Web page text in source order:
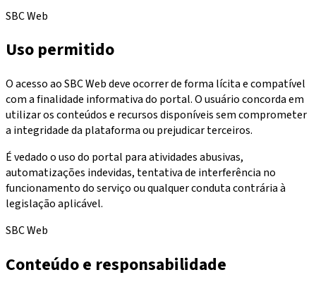
SBC Web
Uso permitido
O acesso ao SBC Web deve ocorrer de forma lícita e compatível
com a finalidade informativa do portal. O usuário concorda em
utilizar os conteúdos e recursos disponíveis sem comprometer
a integridade da plataforma ou prejudicar terceiros.
É vedado o uso do portal para atividades abusivas,
automatizações indevidas, tentativa de interferência no
funcionamento do serviço ou qualquer conduta contrária à
legislação aplicável.
SBC Web
Conteúdo e responsabilidade